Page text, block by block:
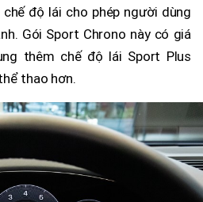
độ lái cho phép người dùng
Gói Sport Chrono này có giá
thêm chế độ lái Sport Plus
thao hơn.